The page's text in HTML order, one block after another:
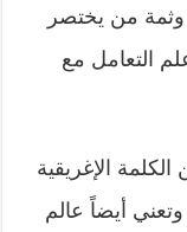
وثمة من يختصر
التعامل مع
الإغريقية
أيضاً عالم